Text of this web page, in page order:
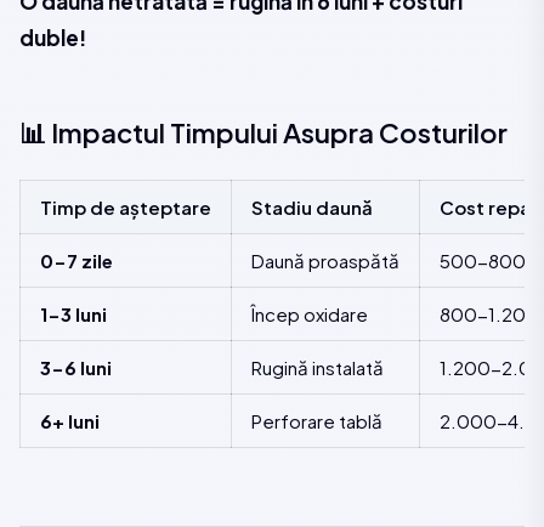
duble!
📊 Impactul Timpului Asupra Costurilor
Timp de așteptare Stadiu daună Cost
0-7 zile Daună proaspătă 500-800
1-3 luni Încep oxidare 800-1.200
3-6 luni Rugină instalată 1.200-
6+ luni Perforare tablă 2.000-